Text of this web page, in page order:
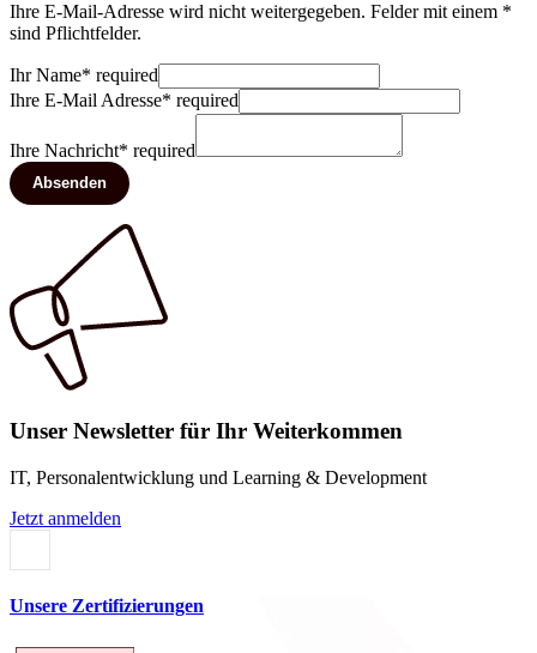
Ihre E-Mail-Adresse wird nicht weitergegeben. Felder mit einem *
sind Pflichtfelder.
Ihr Name* required
Ihre E-Mail Adresse* required
Ihre Nachricht* required
Absenden
Unser Newsletter für Ihr Weiterkommen
IT, Personalentwicklung und Learning & Development
Jetzt anmelden
Unsere Zertifizierungen